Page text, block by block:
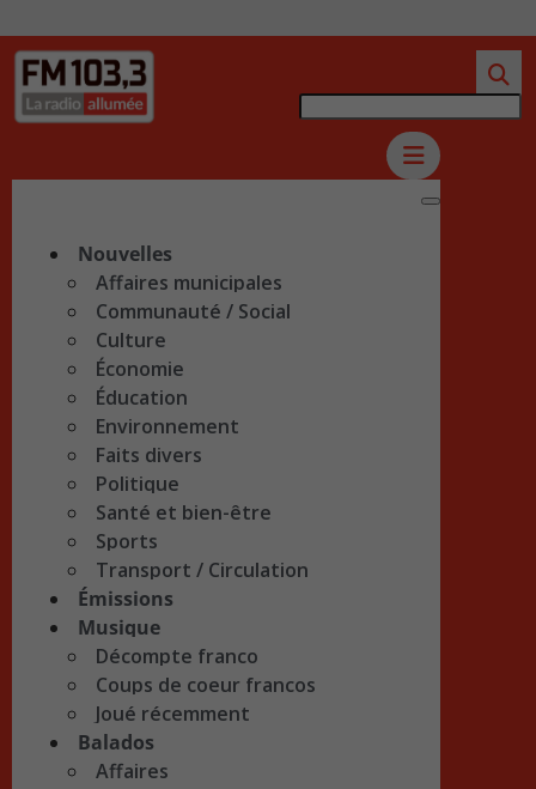
Nouvelles
Affaires municipales
Communauté / Social
Culture
Économie
Éducation
Environnement
Faits divers
Politique
Santé et bien-être
Sports
Transport / Circulation
Émissions
Musique
Décompte franco
Coups de coeur francos
Joué récemment
Balados
Affaires